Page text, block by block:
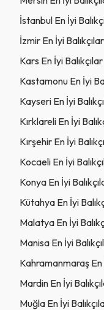
İstanbul En İyi
İzmir En İyi Balıkçılar
Kars En İyi Balıkçılar
Kastamonu En İyi
Kayseri En İyi
Kırklareli En İyi
Kırşehir En İyi
Kocaeli En İyi
Konya En İyi
Kütahya En İyi
Malatya En İyi
Manisa En İyi
Kahramanmaraş En
Mardin En İyi
Muğla En İyi